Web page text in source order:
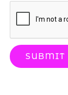
SUBMIT